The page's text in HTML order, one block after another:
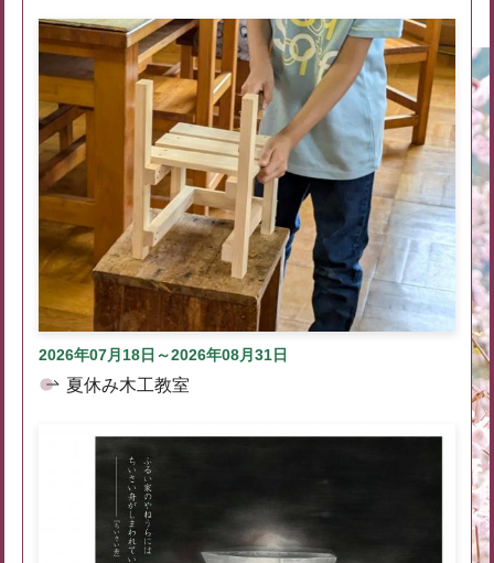
2026年07月18日～2026年08月31日
夏休み木工教室